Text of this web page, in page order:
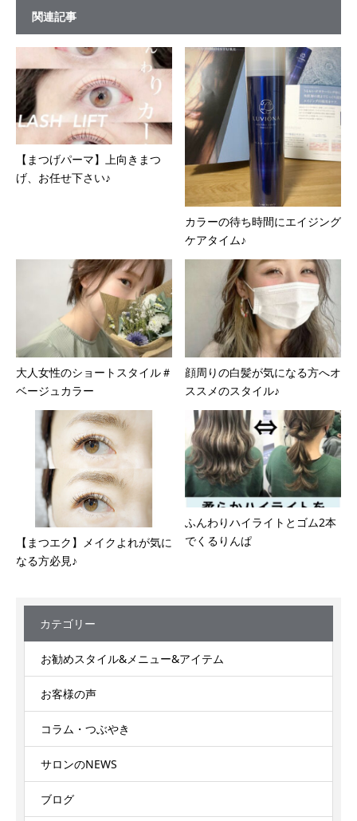
関連記事
【まつげパーマ】上向きまつ
げ、お任せ下さい♪
カラーの待ち時間にエイジング
ケアタイム♪
大人女性のショートスタイル＃
ベージュカラー
顔周りの白髪が気になる方へオ
ススメのスタイル♪
【まつエク】メイクよれが気に
なる方必見♪
ふんわりハイライトとゴム2本
でくるりんぱ
カテゴリー
お勧めスタイル&メニュー&アイテム
お客様の声
コラム・つぶやき
サロンのNEWS
ブログ